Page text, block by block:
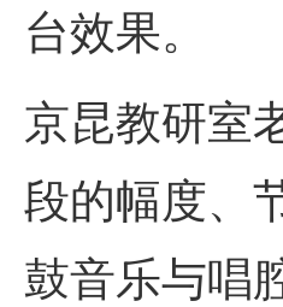
台效果。
京昆教研室
段的幅度、
鼓音乐与唱